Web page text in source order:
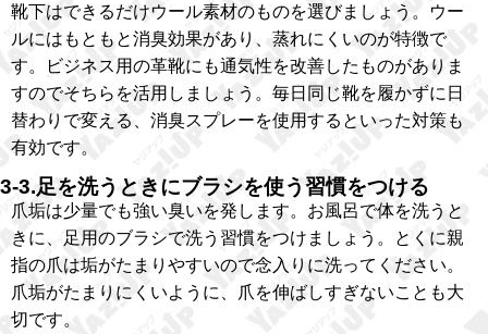
靴下はできるだけウール素材のものを選びましょう。ウー
ルにはもともと消臭効果があり、蒸れにくいのが特徴で
す。ビジネス用の革靴にも通気性を改善したものがありま
すのでそちらを活用しましょう。毎日同じ靴を履かずに日
替わりで変える、消臭スプレーを使用するといった対策も
有効です。
3-3.足を洗うときにブラシを使う習慣をつける
爪垢は少量でも強い臭いを発します。お風呂で体を洗うと
きに、足用のブラシで洗う習慣をつけましょう。とくに親
指の爪は垢がたまりやすいので念入りに洗ってください。
爪垢がたまりにくいように、爪を伸ばしすぎないことも大
切です。